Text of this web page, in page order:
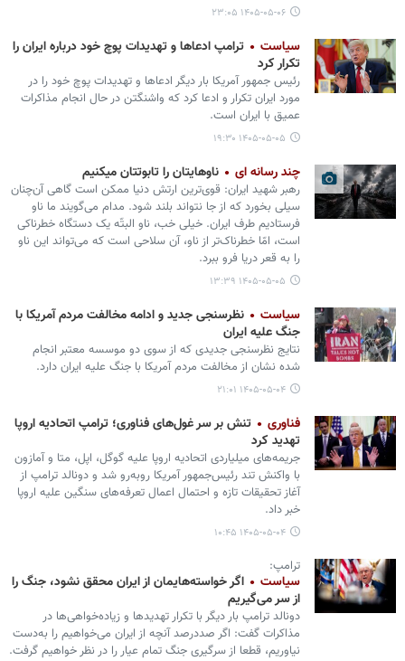
۱۴۰۵-۰۵-۰۶ ۲۳:۰۵
سیاست
ترامپ ادعاها و تهدیدات پوچ خود درباره ایران را
تکرار کرد
رئیس جمهور آمریکا بار دیگر ادعاها و تهدیدات پوچ خود را در
مورد ایران تکرار و ادعا کرد که واشنگتن در حال انجام مذاکرات
عمیق با ایران است.
۱۴۰۵-۰۵-۰۵ ۱۹:۳۰
چند رسانه ای ناوهایتان را تابوتتان میکنیم
رهبر شهید ایران: قوی‌ترین ارتش دنیا ممکن است گاهی آن‌چنان
سیلی بخورد که از جا نتواند بلند شود. مدام می‌گویند ما ناو
فرستادیم طرف ایران. خیلی خب، ناو البتّه یک دستگاه خطرناکی
است، امّا خطرناک‌تر از ناو، آن سلاحی است که می‌تواند این ناو
را به قعر دریا فرو ببرد.
۱۴۰۵-۰۵-۰۵ ۱۳:۳۹
سیاست
نظرسنجی‌ جدید و ادامه مخالفت مردم آمریکا با
جنگ علیه ایران
نتایج نظرسنجی‌ جدیدی که از سوی دو موسسه معتبر انجام
شده نشان از مخالفت مردم آمریکا با جنگ علیه ایران دارد.
۱۴۰۵-۰۵-۰۴ ۲۱:۰۱
فناوری
تنش بر سر غول‌های فناوری؛ ترامپ اتحادیه اروپا
تهدید کرد
جریمه‌های میلیاردی اتحادیه اروپا علیه گوگل، اپل، متا و آمازون
با واکنش تند رئیس‌جمهور آمریکا روبه‌رو شد و دونالد ترامپ از
آغاز تحقیقات تازه و احتمال اعمال تعرفه‌های سنگین علیه اروپا
خبر داد.
۱۴۰۵-۰۵-۰۴ ۱۰:۴۵
ترامپ:
سیاست
اگر خواسته‌هایمان از ایران محقق نشود، جنگ را
از سر می‌گیریم
دونالد ترامپ بار دیگر با تکرار تهدیدها و زیاده‌خواهی‌ها در
مذاکرات گفت: اگر صددرصد آنچه از ایران می‌خواهیم را به‌دست
نیاوریم، قطعا از سرگیری جنگ تمام عیار را در نظر خواهیم گرفت.